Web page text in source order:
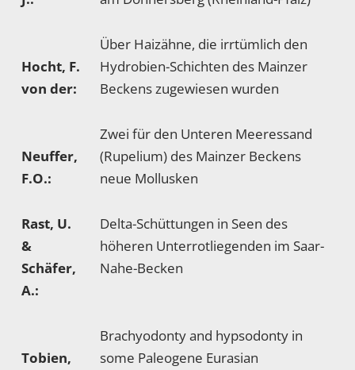
Hocht, F.
von der:
Über Haizähne, die irrtümlich den
Hydrobien-Schichten des Mainzer
Beckens zugewiesen wurden
Neuffer,
F.O.:
Zwei für den Unteren Meeressand
(Rupelium) des Mainzer Beckens
neue Mollusken
Rast, U.
&
Schäfer,
A.:
Delta-Schüttungen in Seen des
höheren Unterrotliegenden im Saar-
Nahe-Becken
Tobien,
Brachyodonty and hypsodonty in
some Paleogene Eurasian